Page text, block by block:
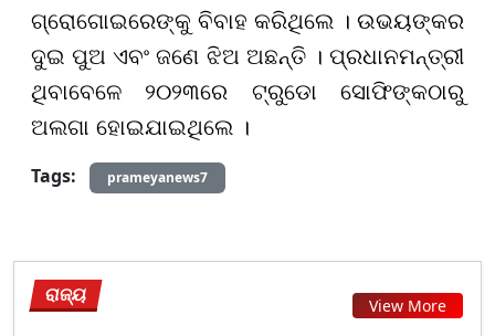
ଗ୍ରୋଗୋଇରେଙ୍କୁ ବିବାହ କରିଥିଲେ । ଉଭୟଙ୍କର
ଦୁଇ ପୁଅ ଏବଂ ଜଣେ ଝିଅ ଅଛନ୍ତି । ପ୍ରଧାନମନ୍ତ୍ରୀ
ଥିବାବେଳେ ୨୦୨୩ରେ ଟ୍ରୁଡୋ ସୋଫିଙ୍କଠାରୁ
ଅଲଗା ହୋଇଯାଇଥିଲେ ।
Tags:
prameyanews7
ରାଜ୍ୟ View More